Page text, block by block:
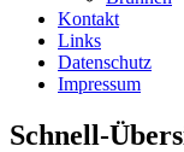
Kontakt
Links
Datenschutz
Impressum
Schnell-